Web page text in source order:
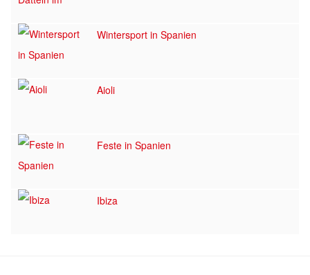
Wintersport in Spanien
Aioli
Feste in Spanien
Ibiza